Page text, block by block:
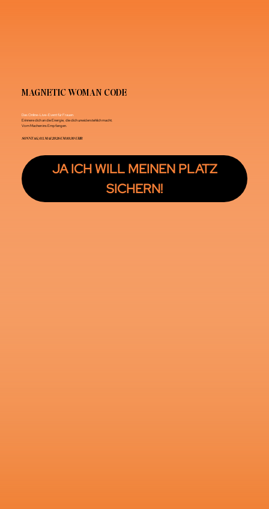
MAGNETIC WOMAN CODE
Das Online-Live-Event für Frauen.
Erinnere dich an die Energie, die dich unwiderstehlich macht.
Vom Machen ins Empfangen.
SONNTAG, 03. MAI 2026 UM 10:30 UHR
JA ICH WILL MEINEN PLATZ
SICHERN!